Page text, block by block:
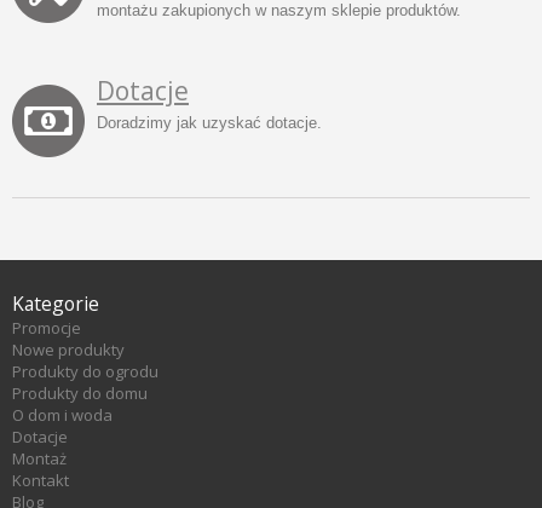
montażu zakupionych w naszym sklepie produktów.
Dotacje
Doradzimy jak uzyskać dotacje.
Kategorie
Promocje
Nowe produkty
Produkty do ogrodu
Produkty do domu
O dom i woda
Dotacje
Montaż
Kontakt
Blog